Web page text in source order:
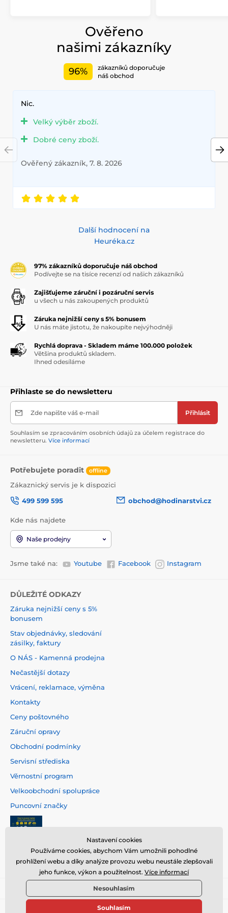
Ověřeno
našimi zákazníky
96%
zákazníků doporučuje
náš obchod
Nic.
Velký výběr zboží.
Dobré ceny zboží.
Ověřený zákazník, 7. 8. 2026
Další hodnocení na
Heuréka.cz
97% zákazníků doporučuje náš obchod
Podívejte se na tisíce recenzí od našich zákazníků
Zajišťujeme záruční i pozáruční servis
u všech u nás zakoupených produktů
Záruka nejnižší ceny s 5% bonusem
U nás máte jistotu, že nakoupíte nejvýhodněji
Rychlá doprava - Skladem máme 100.000 položek
Většina produktů skladem.
Ihned odesíláme
Přihlaste se do newsletteru
Zde napište váš e-mail Přihlásit
Souhlasím se zpracováním osobních údajů za účelem registrace do
newsletteru. Více informací
Potřebujete poradit offline
Zákaznický servis je k dispozici
499 599 595
obchod@hodinarstvi.cz
Kde nás najdete
Naše prodejny
Jsme také na: Youtube Facebook Instagram
DŮLEŽITÉ ODKAZY
Záruka nejnižší ceny s 5%
bonusem
Stav objednávky, sledování
zásilky, faktury
O NÁS - Kamenná prodejna
Nečastější dotazy
Vrácení, reklamace, výměna
Kontakty
Ceny poštovného
Záruční opravy
Obchodní podmínky
Servisní střediska
Věrnostní program
Velkoobchodní spolupráce
Puncovní značky
Nastavení cookies
Používáme cookies, abychom Vám umožnili pohodlné
prohlížení webu a díky analýze provozu webu neustále zlepšovali
jeho funkce, výkon a použitelnost. Více informací
Nesouhlasím
Souhlasím